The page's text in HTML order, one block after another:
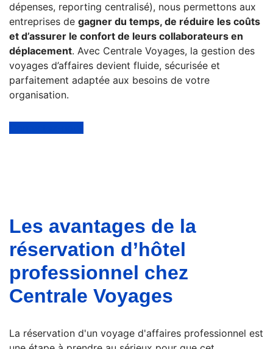
dépenses, reporting centralisé), nous permettons aux
entreprises de gagner du temps, de réduire les coûts
et d’assurer le confort de leurs collaborateurs en
déplacement. Avec Centrale Voyages, la gestion des
voyages d’affaires devient fluide, sécurisée et
parfaitement adaptée aux besoins de votre
organisation.
Les avantages de la
réservation d’hôtel
professionnel chez
Centrale Voyages
La réservation d'un voyage d'affaires professionnel est